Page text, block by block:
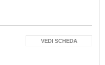
VEDI SCHEDA